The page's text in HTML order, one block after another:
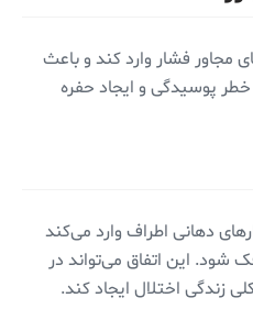
مجاور فشار وارد کند و باعث
پوسیدگی و ایجاد حفره
دهانی اطراف وارد می‌کند
شود. این اتفاق می‌تواند در
زندگی اختلال ایجاد کند.